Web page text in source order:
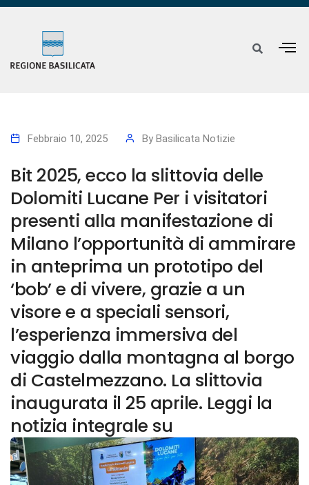
Febbraio 10, 2025 By Basilicata Notizie
Bit 2025, ecco la slittovia delle
Dolomiti Lucane Per i visitatori
presenti alla manifestazione di
Milano l’opportunità di ammirare
in anteprima un prototipo del
‘bob’ e di vivere, grazie a un
visore e a speciali sensori,
l’esperienza immersiva del
viaggio dalla montagna al borgo
di Castelmezzano. La slittovia
inaugurata il 25 aprile. Leggi la
notizia integrale su